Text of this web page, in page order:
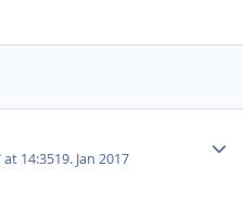
at 14:3519. Jan 2017